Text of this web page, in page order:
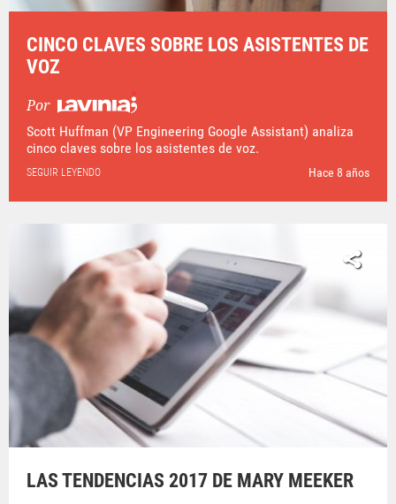
CINCO CLAVES SOBRE LOS ASISTENTES DE
VOZ
Por
Scott Huffman (VP Engineering Google Assistant) analiza
cinco claves sobre los asistentes de voz.
SEGUIR LEYENDO Hace 8 años
LAS TENDENCIAS 2017 DE MARY MEEKER